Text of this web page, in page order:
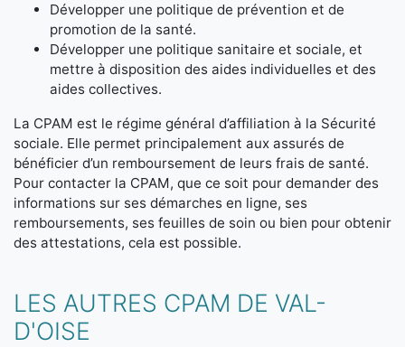
Développer une politique de prévention et de
promotion de la santé.
Développer une politique sanitaire et sociale, et
mettre à disposition des aides individuelles et des
aides collectives.
La CPAM est le régime général d’affiliation à la Sécurité
sociale. Elle permet principalement aux assurés de
bénéficier d’un remboursement de leurs frais de santé.
Pour contacter la CPAM, que ce soit pour demander des
informations sur ses démarches en ligne, ses
remboursements, ses feuilles de soin ou bien pour obtenir
des attestations, cela est possible.
LES AUTRES CPAM DE VAL-
D'OISE